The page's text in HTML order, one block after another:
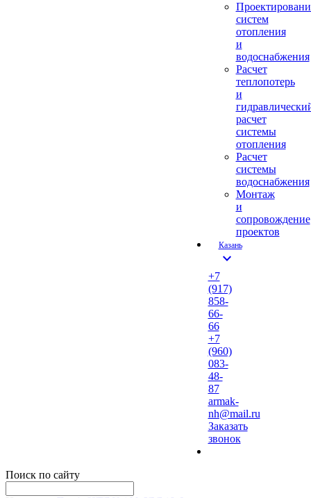
систем
отопления
и
водоснабжения
Расчет
теплопотерь
и
расчет
системы
отопления
Расчет
системы
водоснабжения
Монтаж
и
сопровождение
проектов
Казань
expand_more
+7
(917)
858-
66-
66
+7
(960)
083-
48-
87
armak-
nh@mail.ru
Заказать
звонок
Поиск по сайту